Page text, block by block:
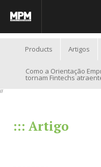
Products Artigos
Como a Orientação
tornam Fintechs
//
::: Artigo